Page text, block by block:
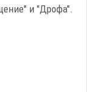
и "Дрофа".